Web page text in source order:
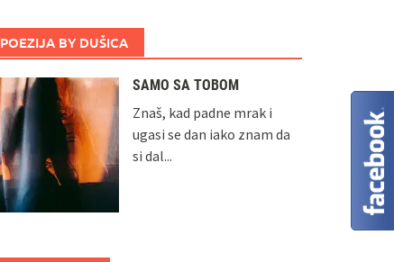
POEZIJA BY DUŠICA
SAMO SA TOBOM
Znaš, kad padne mrak i
ugasi se dan iako znam da
si dal...